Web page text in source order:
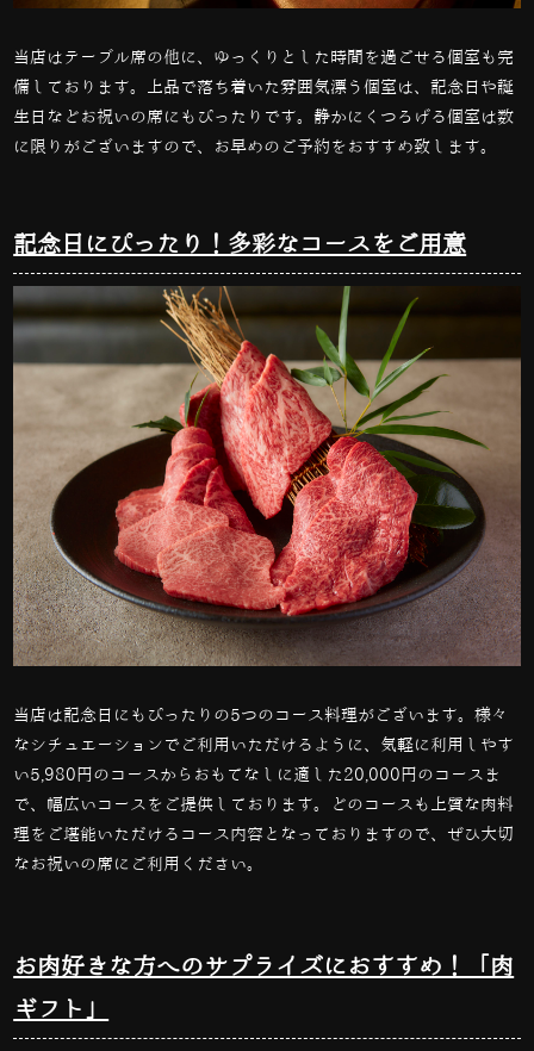
当店はテーブル席の他に、ゆっくりとした時間を過ごせる個室も完
備しております。上品で落ち着いた雰囲気漂う個室は、記念日や誕
生日などお祝いの席にもぴったりです。静かにくつろげる個室は数
に限りがございますので、お早めのご予約をおすすめ致します。
記念日にぴったり！多彩なコースをご用意
当店は記念日にもぴったりの5つのコース料理がございます。様々
なシチュエーションでご利用いただけるように、気軽に利用しやす
い5,980円のコースからおもてなしに適した20,000円のコースま
で、幅広いコースをご提供しております。どのコースも上質な肉料
理をご堪能いただけるコース内容となっておりますので、ぜひ大切
なお祝いの席にご利用ください。
お肉好きな方へのサプライズにおすすめ！「肉
ギフト」